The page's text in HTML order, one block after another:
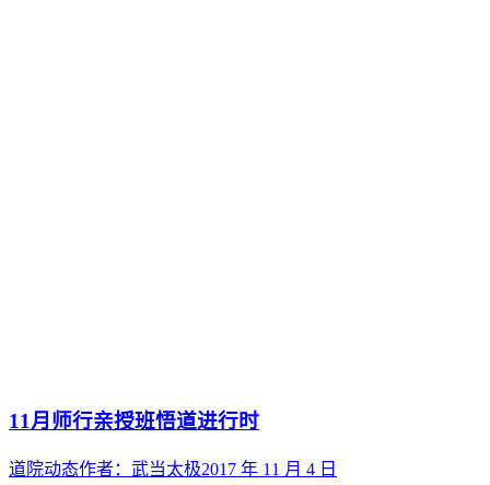
11月师行亲授班悟道进行时
道院动态作者： 武当太极2017 年 11 月 4 日